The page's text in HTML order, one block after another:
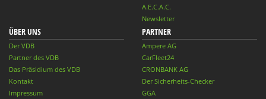
A.E.C.A.C.
Newsletter
ÜBER UNS
Der VDB
Partner des VDB
Das Präsidium des VDB
Kontakt
Impressum
PARTNER
Ampere AG
CarFleet24
CRONBANK AG
Der Sicherheits-Checker
GGA